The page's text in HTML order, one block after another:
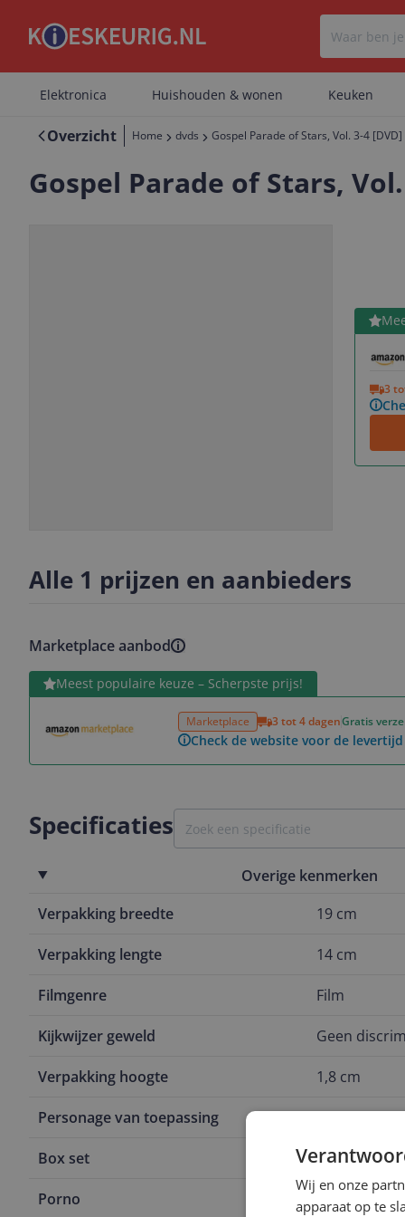
Elektronica Huishouden & wonen Keuken
Overzicht Home dvds Gospel Parade of Stars, Vol. 3-4 [DVD]
Gospel Parade of Stars,
3
Bekijk
Alle 1 prijzen en aanbieders
Marketplace aanbod
Meest populaire keuze – Scherpste prijs!
Marketplace 3 tot 4 dagenGratis
Check de website voor de
Bekijk product
Specificaties
Overige kenmerken
Verpakking breedte
19 cm
Verpakking lengte 14 cm
Filmgenre Film
Kijkwijzer geweld Geen
Verpakking hoogte 1,8 cm
Personage van toepassing Nee
Box set Nee
Porno
Wij en onze
apparaat op te